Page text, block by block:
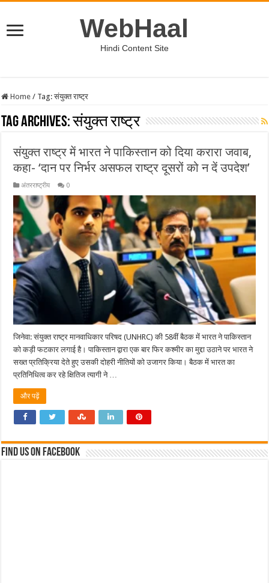
WebHaal
Hindi Content Site
Home / Tag:संयुक्त राष्ट्र
Tag Archives:संयुक्त राष्ट्र
संयुक्त राष्ट्र में भारत ने पाकिस्तान को दिया करारा जवाब,
कहा- ‘दान पर निर्भर असफल राष्ट्र दूसरों को न दें उपदेश’
अंतरराष्ट्रीय 0
जिनेवा: संयुक्त राष्ट्र मानवाधिकार परिषद (UNHRC) की 58वीं बैठक में भारत ने पाकिस्तान
को कड़ी फटकार लगाई है। पाकिस्तान द्वारा एक बार फिर कश्मीर का मुद्दा उठाने पर भारत ने
सख्त प्रतिक्रिया देते हुए उसकी दोहरी नीतियों को उजागर किया। बैठक में भारत का
प्रतिनिधित्व कर रहे क्षितिज त्यागी ने …
और पढ़ें
Find us on Facebook